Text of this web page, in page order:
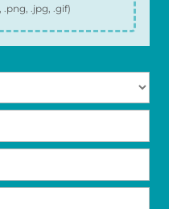
.png, .jpg, .gif)